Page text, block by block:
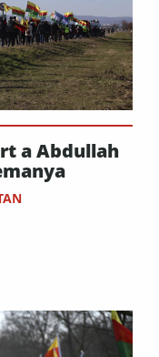
a Abdullah